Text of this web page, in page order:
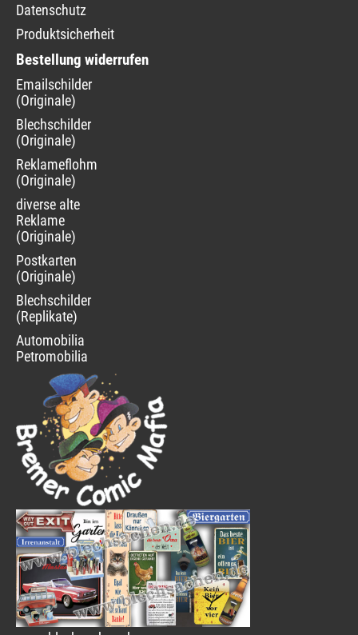
Datenschutz
Produktsicherheit
Bestellung widerrufen
Navigation
überspringen
Emailschilder
(Originale)
Blechschilder
(Originale)
Reklameflohmarkt
(Originale)
diverse alte
Reklame
(Originale)
Postkarten
(Originale)
Blechschilder
(Replikate)
Automobilia
Petromobilia